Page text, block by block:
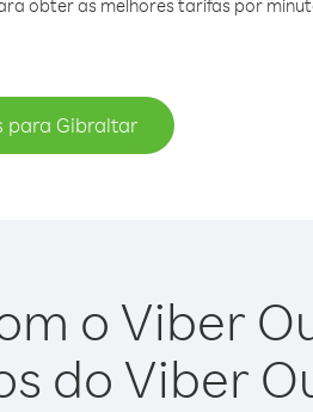
obter as melhores tarifas por
para Gibraltar
o Viber
do Viber